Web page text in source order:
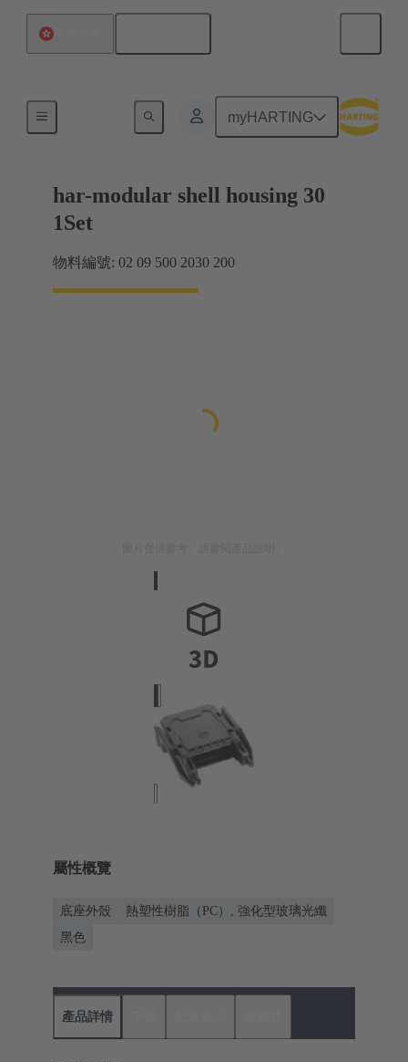
myHARTING
har-modular shell housing 30
1Set
物料編號: 02 09 500 2030 200
屬性概覽
底座外殼
熱塑性樹脂（PC）, 強化型玻璃光纖
黑色
產品詳情